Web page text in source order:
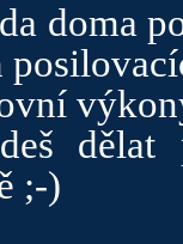
doma
dělat
;-)